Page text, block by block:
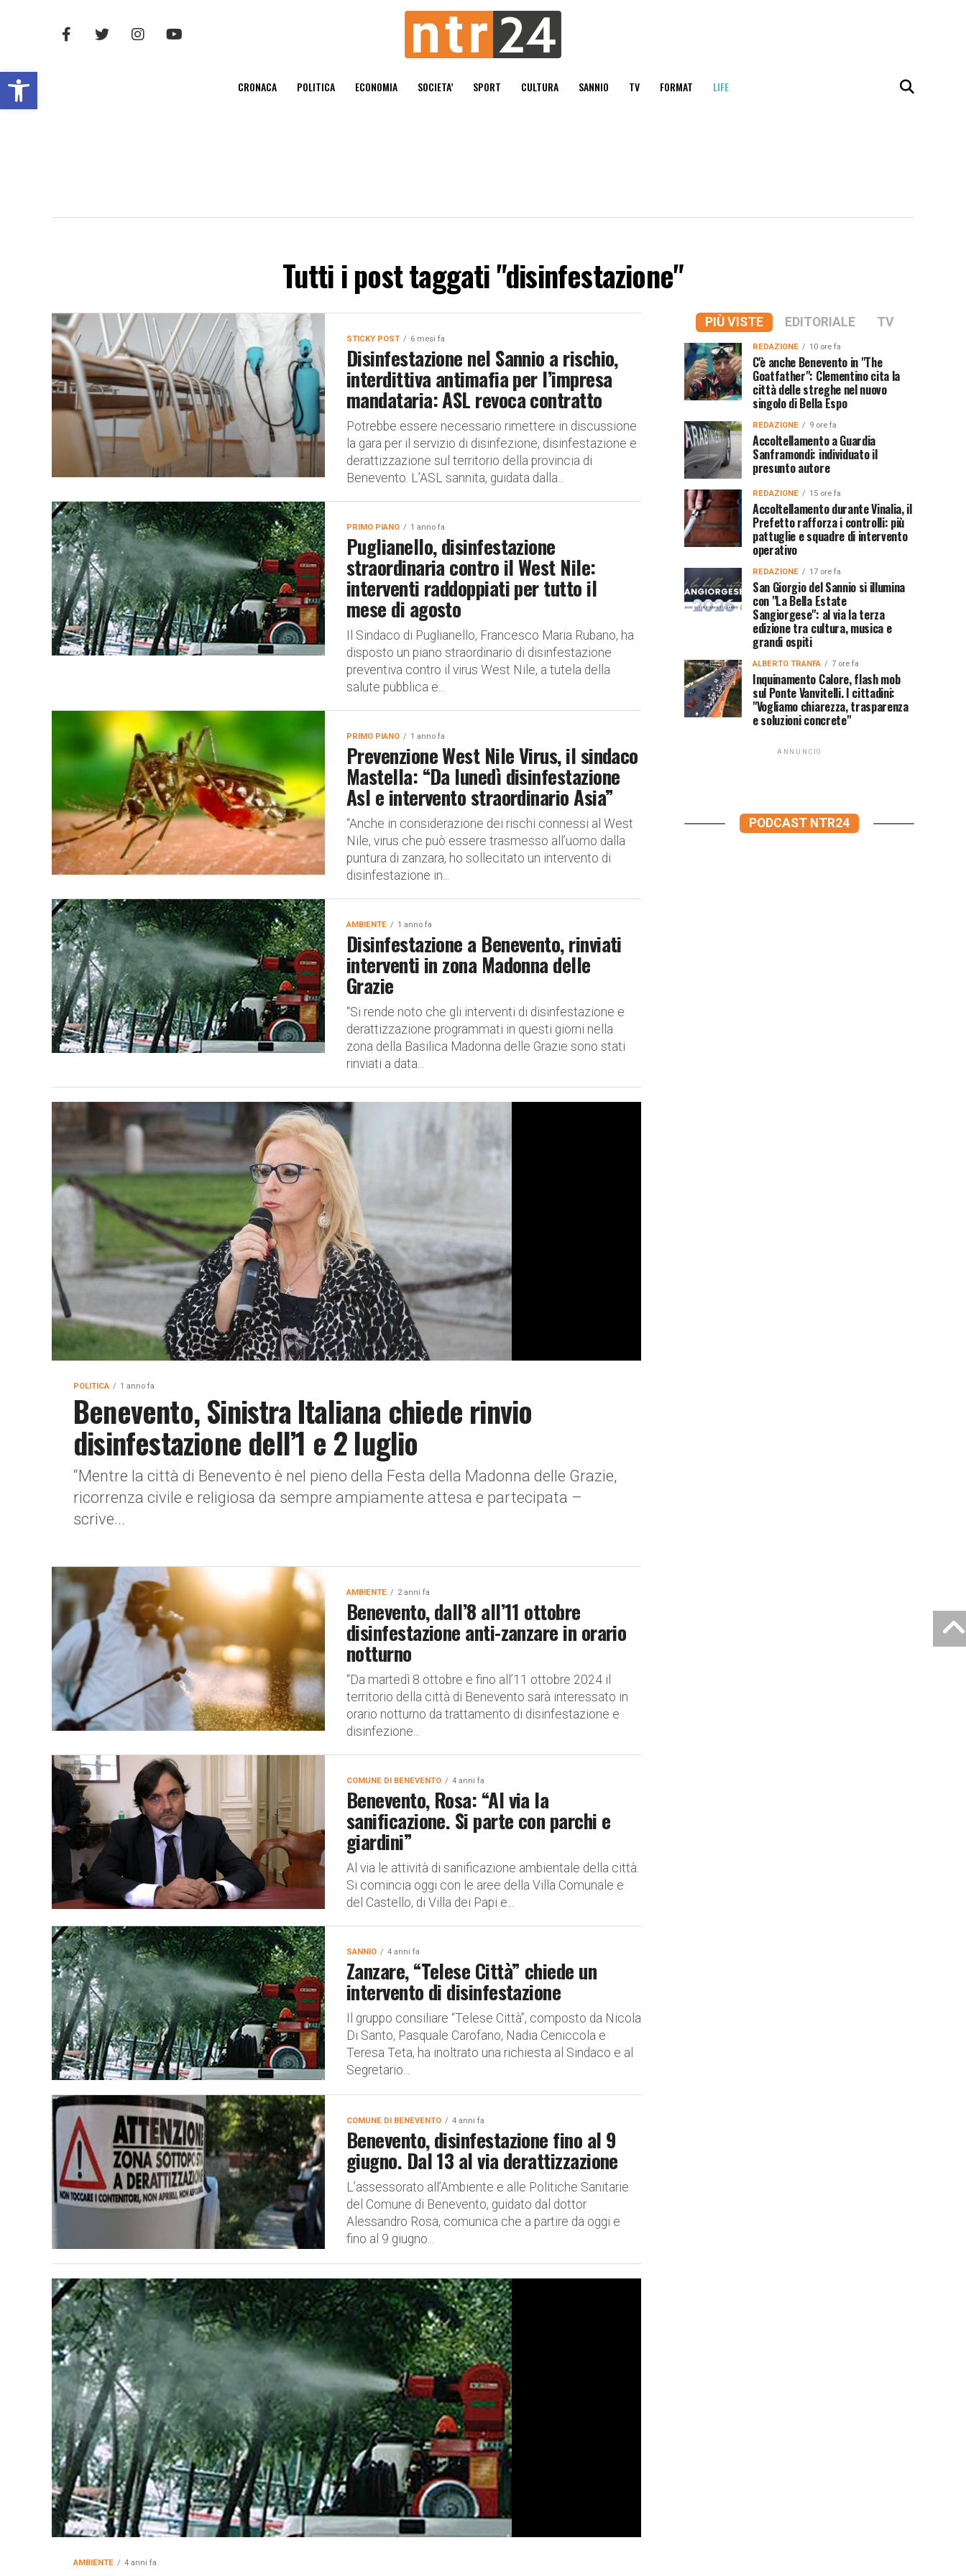
Open toolbar CRONACA POLITICA ECONOMIA SOCIETA’ SPORT CULTURA SANNIO TV FORMAT LIFE
Tutti i post taggati "disinfestazione"
STICKY POST 6 mesi fa
Disinfestazione nel Sannio a rischio,
interdittiva antimafia per l’impresa
mandataria: ASL revoca contratto
Potrebbe essere necessario rimettere in discussione
la gara per il servizio di disinfezione, disinfestazione e
derattizzazione sul territorio della provincia di
Benevento. L’ASL sannita, guidata dalla...
PRIMO PIANO 1 anno fa
Puglianello, disinfestazione
straordinaria contro il West Nile:
interventi raddoppiati per tutto il
mese di agosto
Il Sindaco di Puglianello, Francesco Maria Rubano, ha
disposto un piano straordinario di disinfestazione
preventiva contro il virus West Nile, a tutela della
salute pubblica e...
PRIMO PIANO 1 anno fa
Prevenzione West Nile Virus, il sindaco
Mastella: “Da lunedì disinfestazione
Asl e intervento straordinario Asia”
“Anche in considerazione dei rischi connessi al West
Nile, virus che può essere trasmesso all’uomo dalla
puntura di zanzara, ho sollecitato un intervento di
disinfestazione in...
AMBIENTE 1 anno fa
Disinfestazione a Benevento, rinviati
interventi in zona Madonna delle
Grazie
“Si rende noto che gli interventi di disinfestazione e
derattizzazione programmati in questi giorni nella
zona della Basilica Madonna delle Grazie sono stati
rinviati a data...
POLITICA 1 anno fa
Benevento, Sinistra Italiana chiede rinvio
disinfestazione dell’1 e 2 luglio
“Mentre la città di Benevento è nel pieno della Festa della Madonna delle Grazie,
ricorrenza civile e religiosa da sempre ampiamente attesa e partecipata –
scrive...
AMBIENTE 2 anni fa
Benevento, dall’8 all’11 ottobre
disinfestazione anti-zanzare in orario
notturno
“Da martedì 8 ottobre e fino all’11 ottobre 2024 il
territorio della città di Benevento sarà interessato in
orario notturno da trattamento di disinfestazione e
disinfezione...
COMUNE DI BENEVENTO 4 anni fa
Benevento, Rosa: “Al via la
sanificazione. Si parte con parchi e
giardini”
Al via le attività di sanificazione ambientale della città.
Si comincia oggi con le aree della Villa Comunale e
del Castello, di Villa dei Papi e...
SANNIO 4 anni fa
Zanzare, “Telese Città” chiede un
intervento di disinfestazione
Il gruppo consiliare “Telese Città”, composto da Nicola
Di Santo, Pasquale Carofano, Nadia Ceniccola e
Teresa Teta, ha inoltrato una richiesta al Sindaco e al
Segretario...
COMUNE DI BENEVENTO 4 anni fa
Benevento, disinfestazione fino al 9
giugno. Dal 13 al via derattizzazione
L’assessorato all’Ambiente e alle Politiche Sanitarie
del Comune di Benevento, guidato dal dottor
Alessandro Rosa, comunica che a partire da oggi e
fino al 9 giugno...
AMBIENTE 4 anni fa
PIÙ VISTE EDITORIALE TV
REDAZIONE 10 ore fa
C'è anche Benevento in "The
Goatfather": Clementino cita la
città delle streghe nel nuovo
singolo di Bella Espo
REDAZIONE 9 ore fa
Accoltellamento a Guardia
Sanframondi: individuato il
presunto autore
REDAZIONE 15 ore fa
Accoltellamento durante Vinalia, il
Prefetto rafforza i controlli: più
pattuglie e squadre di intervento
operativo
REDAZIONE 17 ore fa
San Giorgio del Sannio si illumina
con "La Bella Estate
Sangiorgese": al via la terza
edizione tra cultura, musica e
grandi ospiti
ALBERTO TRANFA 7 ore fa
Inquinamento Calore, flash mob
sul Ponte Vanvitelli. I cittadini:
"Vogliamo chiarezza, trasparenza
e soluzioni concrete"
ANNUNCIO
PODCAST NTR24